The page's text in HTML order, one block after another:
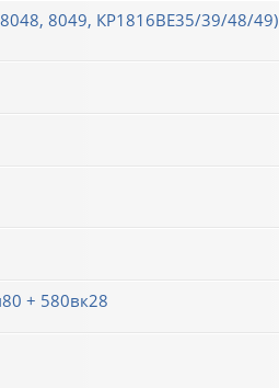
8049, КР1816ВЕ35/39/48/49)
+ 580вк28